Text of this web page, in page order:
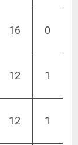
16 0
12 1
12 1